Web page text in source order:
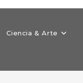
Ciencia & Arte